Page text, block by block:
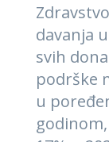
davanja
svih
podrške
u